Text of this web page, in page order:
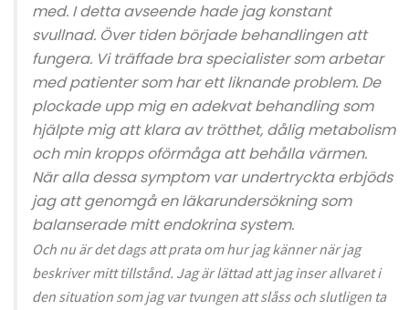
med. I detta avseende hade jag konstant
svullnad. Över tiden började behandlingen att
fungera. Vi träffade bra specialister som arbetar
med patienter som har ett liknande problem. De
plockade upp mig en adekvat behandling som
hjälpte mig att klara av trötthet, dålig metabolism
och min kropps oförmåga att behålla värmen.
När alla dessa symptom var undertryckta erbjöds
jag att genomgå en läkarundersökning som
balanserade mitt endokrina system.
Och nu är det dags att prata om hur jag känner när jag
beskriver mitt tillstånd. Jag är lättad att jag inser allvaret i
den situation som jag var tvungen att slåss och slutligen ta